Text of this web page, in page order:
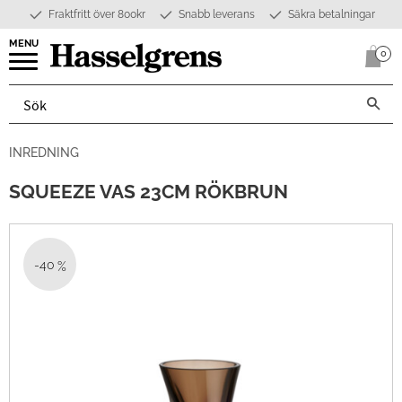
Meny
Fraktfritt över 800kr Snabb leverans Säkra betalningar
0
INREDNING
SQUEEZE VAS 23CM RÖKBRUN
40 %